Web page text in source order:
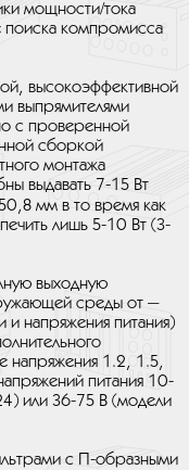
мощности/тока
поиска компромисса
высокоэффективной
выпрямителями
с проверенной
сборкой
монтажа
выдавать 7-15 Вт
мм в то время как
лишь 5-10 Вт (3-
выходную
среды от —
напряжения питания)
напряжения 1.2, 1.5,
питания 10-
или 36-75 В (модели
с П-образными